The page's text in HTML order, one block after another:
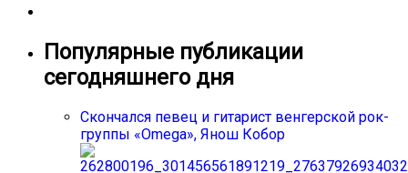
Популярные публикации
сегодняшнего дня
Cкончался певец и гитарист венгерской рок-
группы «Omega», Янош Кобор